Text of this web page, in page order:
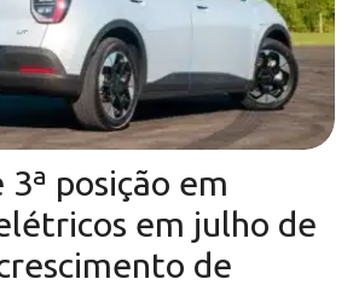
3ª posição em
em julho de
de